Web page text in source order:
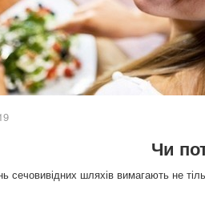
Чи
сечовивідних шляхів вимагають не